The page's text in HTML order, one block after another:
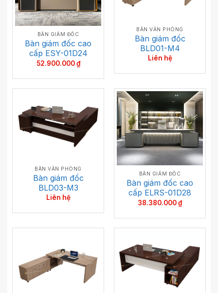
BÀN GIÁM ĐỐC
Bàn giám đốc cao
cấp ESY-01D24
52.900.000₫
BÀN VĂN PHÒNG
Bàn giám đốc
BLD01-M4
Liên hệ
BÀN VĂN PHÒNG
Bàn giám đốc
BLD03-M3
Liên hệ
BÀN GIÁM ĐỐC
Bàn giám đốc cao
cấp ELRS-01D28
38.380.000₫